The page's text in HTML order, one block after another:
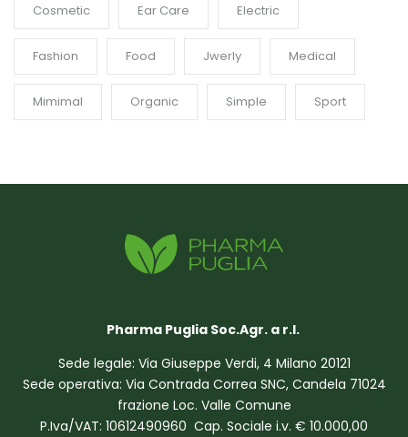
Cosmetic Ear Care Electric
Fashion Food Jwerly Medical
Mimimal Organic Simple Sport
Pharma Puglia Soc.Agr. a r.l.
Sede legale: Via Giuseppe Verdi, 4 Milano 20121
Sede operativa: Via Contrada Correa SNC, Candela 71024
frazione Loc. Valle Comune
P.Iva/VAT: 10612490960 Cap. Sociale i.v. € 10.000,00